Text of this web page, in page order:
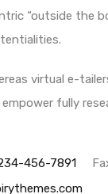
“outside the
virtual e-
fully
456-7891